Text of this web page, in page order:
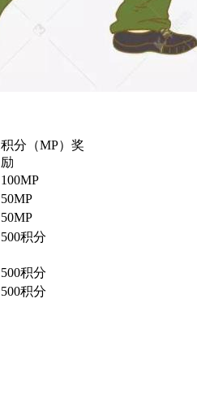
积分（MP）奖
励
100MP
50MP
50MP
500积分
500积分
500积分